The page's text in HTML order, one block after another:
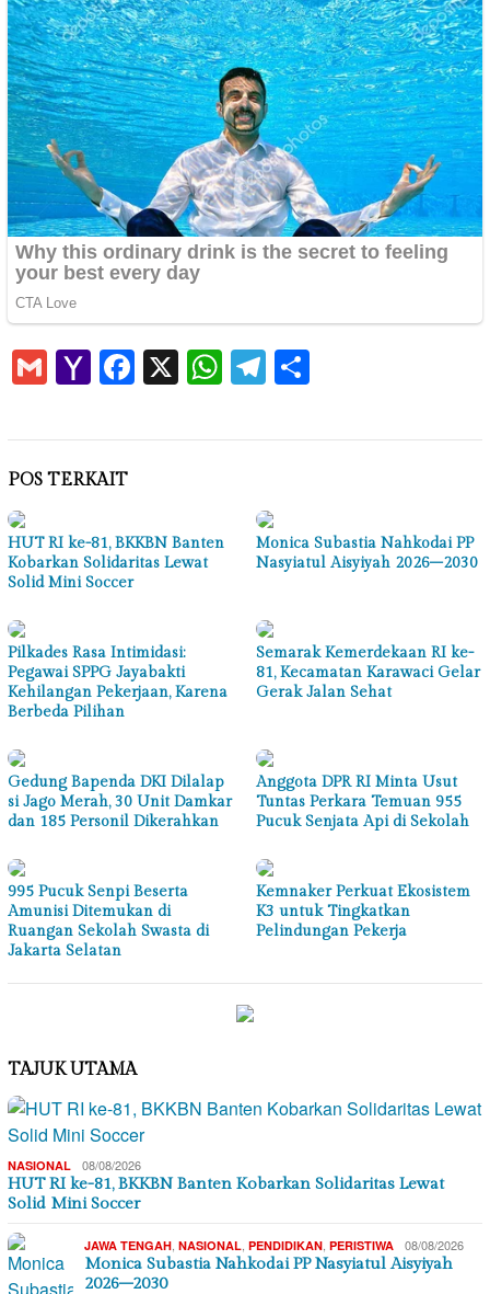
GmailYahoo
Mail
Facebook
X WhatsApp
Telegram
POS TERKAIT
HUT RI ke-81, BKKBN Banten
Kobarkan Solidaritas Lewat
Solid Mini Soccer
Monica Subastia Nahkodai PP
Nasyiatul Aisyiyah 2026–2030
Pilkades Rasa Intimidasi:
Pegawai SPPG Jayabakti
Kehilangan Pekerjaan, Karena
Berbeda Pilihan
Semarak Kemerdekaan RI ke-
81, Kecamatan Karawaci Gelar
Gerak Jalan Sehat
Gedung Bapenda DKI Dilalap
si Jago Merah, 30 Unit Damkar
dan 185 Personil Dikerahkan
Anggota DPR RI Minta Usut
Tuntas Perkara Temuan 955
Pucuk Senjata Api di Sekolah
995 Pucuk Senpi Beserta
Amunisi Ditemukan di
Ruangan Sekolah Swasta di
Jakarta Selatan
Kemnaker Perkuat Ekosistem
K3 untuk Tingkatkan
Pelindungan Pekerja
TAJUK UTAMA
NASIONAL 08/08/2026
HUT RI ke-81, BKKBN Banten Kobarkan Solidaritas Lewat
Solid Mini Soccer
JAWA TENGAH NASIONAL PENDIDIKAN PERISTIWA 08/08/2026
Monica Subastia Nahkodai PP Nasyiatul Aisyiyah
2026–2030